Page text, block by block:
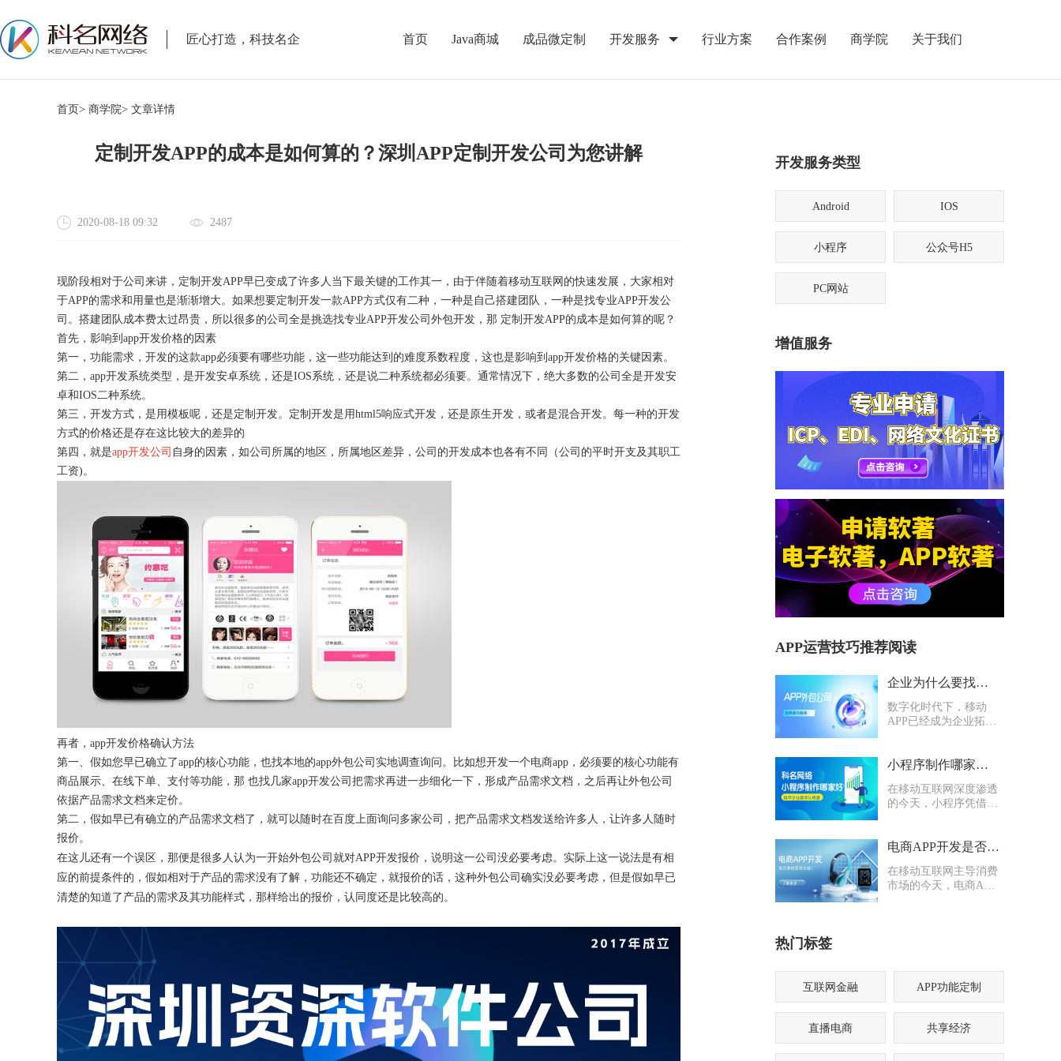
匠心打造，科技名企 首页 Java商城 成品微定制 开发服务 行业方案 合作案例 商学院 关于我们
首页> 商学院> 文章详情
定制开发APP的成本是如何算的？深圳APP定制开发公司为您讲解
2020-08-18 09:32 2487
现阶段相对于公司来讲，定制开发APP早已变成了许多人当下最关键的工作其一，由于伴随着移动互联网的快速发展，大家相对
于APP的需求和用量也是渐渐增大。如果想要定制开发一款APP方式仅有二种，一种是自己搭建团队，一种是找专业APP开发公
司。搭建团队成本费太过昂贵，所以很多的公司全是挑选找专业APP开发公司外包开发，那 定制开发APP的成本是如何算的呢？
首先，影响到app开发价格的因素
第一，功能需求，开发的这款app必须要有哪些功能，这一些功能达到的难度系数程度，这也是影响到app开发价格的关键因素。
第二， app开发系统类型，是开发安卓系统，还是IOS系统，还是说二种系统都必须要。通常情况下，绝大多数的公司全是开发安
卓和IOS二种系统。
第三，开发方式，是用模板呢，还是定制开发。定制开发是用html5响应式开发，还是原生开发，或者是混合开发。每一种的开发
方式的价格还是存在这比较大的差异的
第四，就是app开发公司 自身的因素，如公司所属的地区，所属地区差异，公司的开发成本也各有不同（公司的平时开支及其职工
工资)。
再者， app开发价格确认方法
第一、假如您早已确立了app的核心功能，也找本地的app外包公司实地调查询问。比如想开发一个电商app，必须要的核心功能有
商品展示、在线下单、支付等功能，那 也找几家app开发公司把需求再进一步细化一下，形成产品需求文档，之后再让外包公司
依据产品需求文档来定价。
第二，假如早已有确立的产品需求文档了，就可以随时在百度上面询问多家公司，把产品需求文档发送给许多人，让许多人随时
报价。
在这儿还有一个误区，那便是很多人认为一开始外包公司就对APP开发报价，说明这一公司没必要考虑。实际上这一说法是有相
应的前提条件的，假如相对于产品的需求没有了解，功能还不确定，就报价的话，这种外包公司确实没必要考虑，但是假如早已
清楚的知道了产品的需求及其功能样式，那样给出的报价，认同度还是比较高的。
开发服务类型
Android IOS
小程序 公众号H5
PC网站
增值服务
APP运营技巧推荐阅读
企业为什么要找专业APP外包公司？选择避坑指南
数字化时代下，移动
APP已经成为企业拓客
无论是电商零售、本地
业管理系统，定制化
APP都能有效打通线上
小程序制作哪家好？科名网络用专业筑牢企业数字化根基
在移动互联网深度渗透
的今天，小程序凭借轻
打通线上渠道、沉淀私
论是初创商户还是成熟
企业，都纷纷布局小程
电商APP开发是否要多做营销功能
在移动互联网主导消费
市场的今天，电商APP
开发是否要多做营销功
热门标签
互联网金融 APP功能定制
直播电商 共享经济
获得产品报价方案
1万个想法不如1次的方案落地
扫码添加[商务总监]沟通方案
扫码沟通